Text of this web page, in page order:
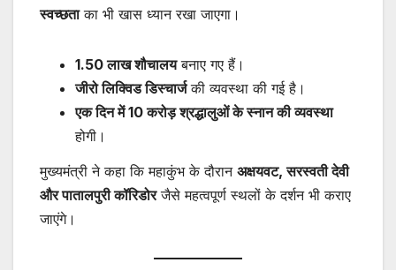
स्वच्छताका भी खास ध्यान रखा जाएगा।
1.50 लाख शौचालयबनाए गए हैं।
जीरो लिक्विड डिस्चार्जकी व्यवस्था की गई है।
एक दिन में 10 करोड़ श्रद्धालुओं के स्नान की व्यवस्था
होगी।
मुख्यमंत्री ने कहा कि महाकुंभ के दौरान अक्षयवट, सरस्वती देवी
और पातालपुरी कॉरिडोरजैसे महत्वपूर्ण स्थलों के दर्शन भी कराए
जाएंगे।